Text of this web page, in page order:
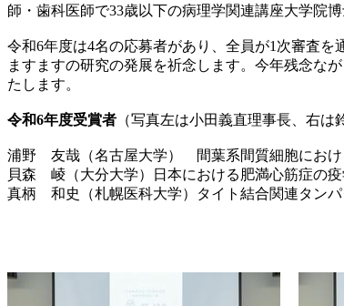
師・歯科医師で33歳以下の病理学関連講座大学院
令和6年度は4名の応募者があり、全員が1次審査
ますますの研究の発展を祈念します。今年残念な
たします。
令和6年度受賞者 （写真左は小田義直理事長、右は
浦野 友哉（名古屋大学） 間葉系間質細胞におけ
貝森 崚（大分大学）日本における肥満心筋症の
真柄 和史（札幌医科大学）タイト結合関連タン